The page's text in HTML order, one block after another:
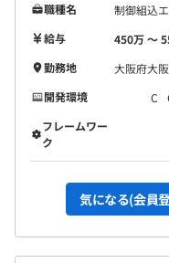
職種名
制御組込
給与
450万 〜
勤務地
大阪府大
開発環境
C
フレームワー
ク
気になる(会員